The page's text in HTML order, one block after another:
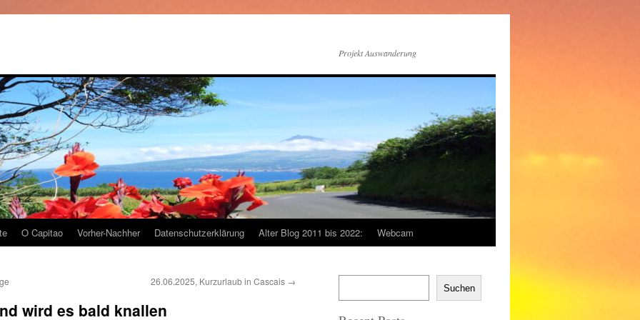
Projekt Auswanderung
O Capitao Vorher-Nachher Datenschutzerklärung Alter Blog 2011 bis 2022: Webcam
26.06.2025, Kurzurlaub in Cascais →
wird es bald knallen
Suchen